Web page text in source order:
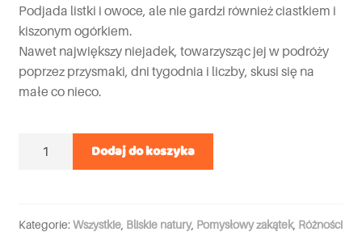
Podjada listki i owoce, ale nie gardzi również ciastkiem i
kiszonym ogórkiem.
Nawet największy niejadek, towarzysząc jej w podróży
poprzez przysmaki, dni tygodnia i liczby, skusi się na
małe co nieco.
Dodaj do koszyka
Kategorie: Wszystkie, Bliskie natury, Pomysłowy zakątek, Różności